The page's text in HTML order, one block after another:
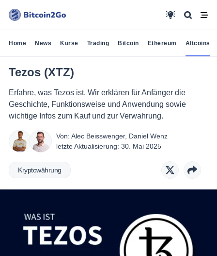
Home News Kurse Trading Bitcoin Ethereum Altcoins
Tezos (XTZ)
Erfahre, was Tezos ist. Wir erklären für Anfänger die
Geschichte, Funktionsweise und Anwendung sowie
wichtige Infos zum Kauf und zur Verwahrung.
Von: Alec Beisswenger, Daniel Wenz
letzte Aktualisierung: 30. Mai 2025
Kryptowährung